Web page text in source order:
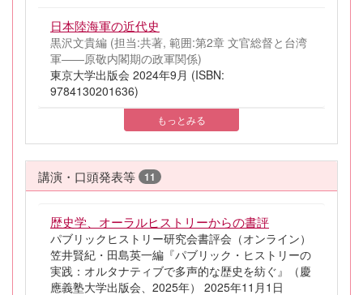
日本陸海軍の近代史
黒沢文貴編 (担当:共著, 範囲:第2章 文官総督と台湾
軍――原敬内閣期の政軍関係)
東京大学出版会 2024年9月 (ISBN:
9784130201636)
もっとみる
講演・口頭発表等 11
歴史学、オーラルヒストリーからの書評
パブリックヒストリー研究会書評会（オンライン）
笠井賢紀・田島英一編『パブリック・ヒストリーの
実践：オルタナティブで多声的な歴史を紡ぐ』（慶
應義塾大学出版会、2025年） 2025年11月1日